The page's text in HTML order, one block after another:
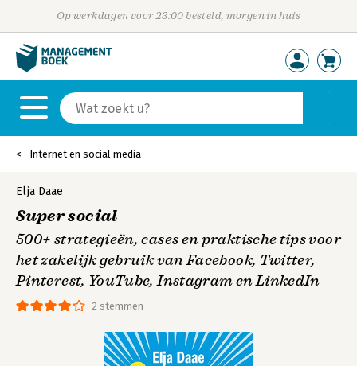
Op werkdagen voor 23:00 besteld, morgen in huis
Internet en social media
2 stemmen
Elja Daae
Super social
500+ strategieën, cases en praktische tips voor
het zakelijk gebruik van Facebook, Twitter,
Pinterest, YouTube, Instagram en LinkedIn